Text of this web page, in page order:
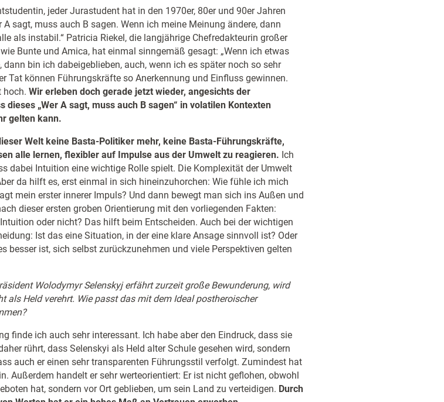
jeder Jurastudent hat in den 1970er, 80er und 90er Jahren
A sagt, muss auch B sagen. Wenn ich meine Meinung ändere, dann
als instabil.“ Patricia Riekel, die langjährige Chefredakteurin großer
Bunte und Amica, hat einmal sinngemäß gesagt: „Wenn ich etwas
dann bin ich dabeigeblieben, auch, wenn ich es später noch so sehr
Tat können Führungskräfte so Anerkennung und Einfluss gewinnen.
hoch. Wir erleben doch gerade jetzt wieder, angesichts der
dieses „Wer A sagt, muss auch B sagen“ in volatilen Kontexten
gelten kann.
Welt keine Basta-Politiker mehr, keine Basta-Führungskräfte,
alle lernen, flexibler auf Impulse aus der Umwelt zu reagieren. Ich
dabei Intuition eine wichtige Rolle spielt. Die Komplexität der Umwelt
da hilft es, erst einmal in sich hineinzuhorchen: Wie fühle ich mich
mein erster innerer Impuls? Und dann bewegt man sich ins Außen und
dieser ersten groben Orientierung mit den vorliegenden Fakten:
oder nicht? Das hilft beim Entscheiden. Auch bei der wichtigen
Ist das eine Situation, in der eine klare Ansage sinnvoll ist? Oder
besser ist, sich selbst zurückzunehmen und viele Perspektiven gelten
Wolodymyr Selenskyj erfährt zurzeit große Bewunderung, wird
als Held verehrt. Wie passt das mit dem Ideal postheroischer
finde ich auch sehr interessant. Ich habe aber den Eindruck, dass sie
rührt, dass Selenskyi als Held alter Schule gesehen wird, sondern
auch er einen sehr transparenten Führungsstil verfolgt. Zumindest hat
Außerdem handelt er sehr werteorientiert: Er ist nicht geflohen, obwohl
hat, sondern vor Ort geblieben, um sein Land zu verteidigen. Durch